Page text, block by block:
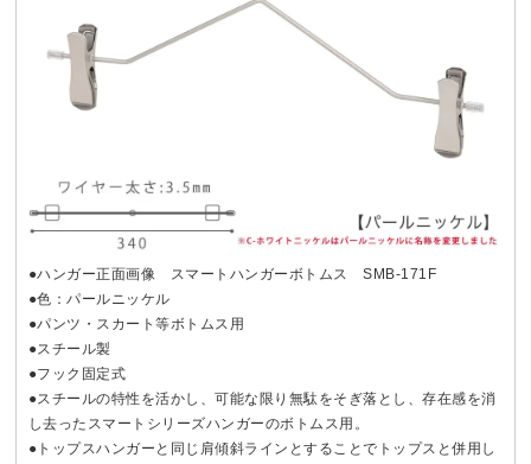
●ハンガー正面画像 スマートハンガーボトムス SMB-171F
●色：パールニッケル
●パンツ・スカート等ボトムス用
●スチール製
●フック固定式
●スチールの特性を活かし、可能な限り無駄をそぎ落とし、存在感を消
し去ったスマートシリーズハンガーのボトムス用。
●トップスハンガーと同じ肩傾斜ラインとすることでトップスと併用し